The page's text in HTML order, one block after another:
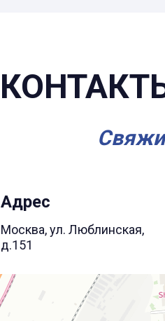
Адрес
Москва, ул. Люблинская,
д.151